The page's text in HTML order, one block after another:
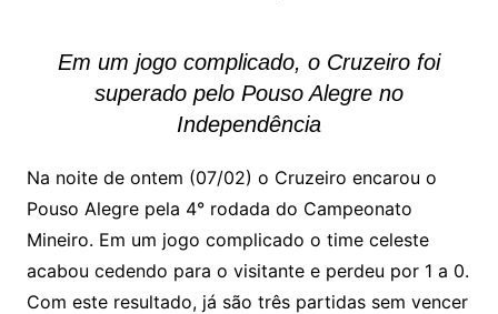
Em um jogo complicado, o Cruzeiro foi
superado pelo Pouso Alegre no
Independência
Na noite de ontem (07/02) o Cruzeiro encarou o
Pouso Alegre pela 4° rodada do Campeonato
Mineiro. Em um jogo complicado o time celeste
acabou cedendo para o visitante e perdeu por 1 a 0.
Com este resultado, já são três partidas sem vencer